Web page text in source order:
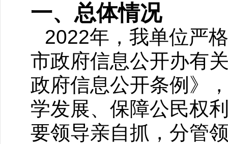
一、总体情况
2022年，我单位严
市政府信息公开办有
政府信息公开条例》
学发展、保障公民权
要领导亲自抓，分管